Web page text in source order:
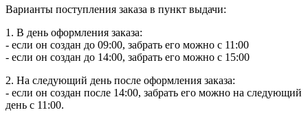
Варианты поступления заказа в пункт выдачи:
1. В день оформления заказа:
- если он создан до 09:00, забрать его можно с 11:00
- если он создан до 14:00, забрать его можно с 15:00
2. На следующий день после оформления заказа:
- если он создан после 14:00, забрать его можно на следующий
день с 11:00.